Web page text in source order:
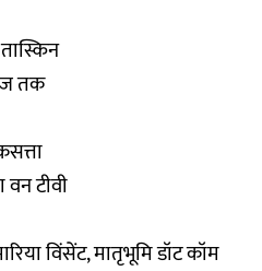
तक
वन टीवी
विंसेंट, मातृभूमि डॉट कॉम